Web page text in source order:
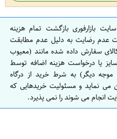
بازارفوری بازگشت تمام هزینه
عدم رضایت به دلیل عدم مطابقت
سفارش داده شده مانند (معیوب
یا درخواست هزینه اضافه توسط
دیگر) به شرط خرید از درگاه
نماید و مسئولیت خریدهایی که
انجام می شوند را نمی پذیرد.